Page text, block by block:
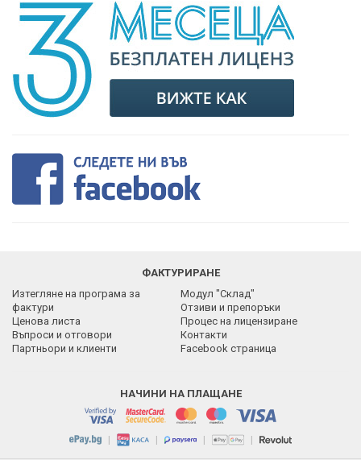
ФАКТУРИРАНЕ
Изтегляне на програма за
фактури
Модул "Склад"
Отзиви и препоръки
Ценова листа
Процес на лицензиране
Въпроси и отговори
Контакти
Партньори и клиенти
Facebook страница
НАЧИНИ НА ПЛАЩАНЕ
| | | |